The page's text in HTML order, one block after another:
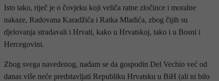
Isto tako, riječ je o čovjeku koji veliča ratne zločince i moralne
nakaze, Radovana Karadžića i Ratka Mladića, zbog čijih su
djelovanja stradavali i Hrvati, kako u Hrvatskoj, tako i u Bosni i
Hercegovini.
Zbog svega navedenog, nadam se da gospodin Del Vechio već od
danas više neće predstavljati Republiku Hrvatsku u BiH (ali ni bilo